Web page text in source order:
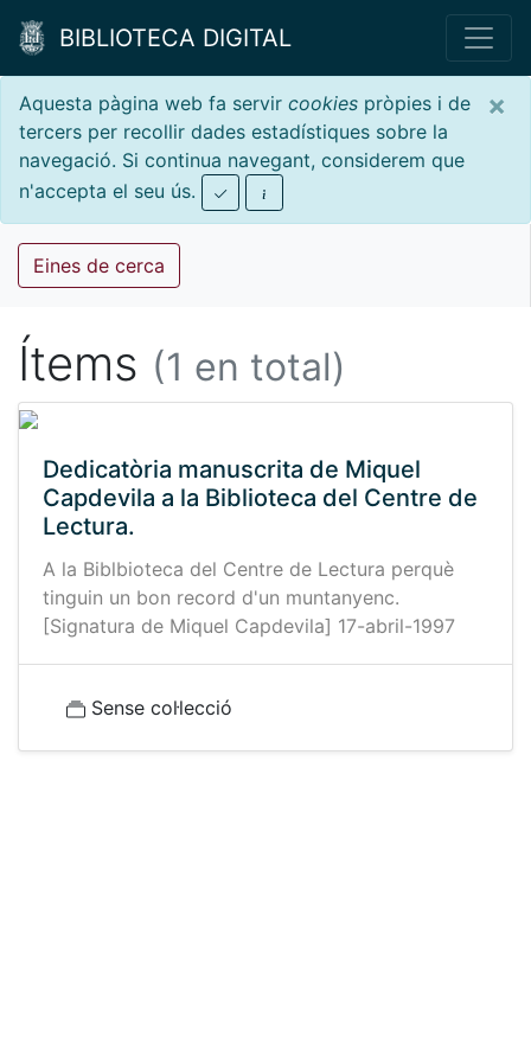
BIBLIOTECA DIGITAL
×
Aquesta pàgina web fa servir cookies pròpies i de
tercers per recollir dades estadístiques sobre la
navegació. Si continua navegant, considerem que
n'accepta el seu ús.
Eines de cerca
Ítems (1 en total)
Dedicatòria manuscrita de Miquel
Capdevila a la Biblioteca del Centre de
Lectura.
A la Biblbioteca del Centre de Lectura perquè
tinguin un bon record d'un muntanyenc.
[Signatura de Miquel Capdevila] 17-abril-1997
Sense col·lecció